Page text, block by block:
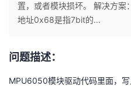
个
主
的
我
置，或者模块损坏。 解决方案
地址0x68是指7bit的...
问题描述：
MPU6050模块驱动代码里面，